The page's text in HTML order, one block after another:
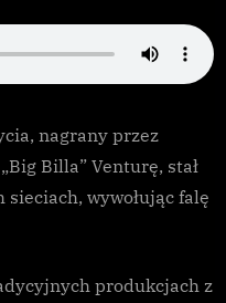
nagrany przez
Billa” Venturę, stał
wywołując falę
produkcjach z